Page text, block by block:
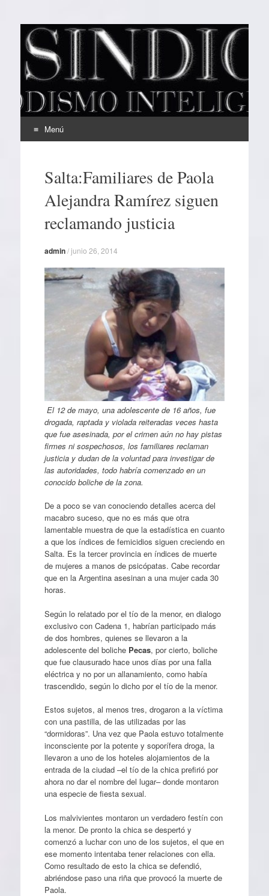
EL SINDICAL
Periodismo Inteligente
Menú
contenidoSalta:Familiares de Paola
Alejandra Ramírez siguen
reclamando justicia
admin/junio 26, 2014
El 12 de mayo, una adolescente de 16 años, fue
drogada, raptada y violada reiteradas veces hasta
que fue asesinada, por el crimen aún no hay pistas
firmes ni sospechosos, los familiares reclaman
justicia y dudan de la voluntad para investigar de
las autoridades, todo habría comenzado en un
conocido boliche de la zona.
De a poco se van conociendo detalles acerca del
macabro suceso, que no es más que otra
lamentable muestra de que la estadística en cuanto
a que los índices de femicidios siguen creciendo en
Salta. Es la tercer provincia en índices de muerte
de mujeres a manos de psicópatas. Cabe recordar
que en la Argentina asesinan a una mujer cada 30
horas.
Según lo relatado por el tío de la menor, en dialogo
exclusivo con Cadena 1, habrían participado más
de dos hombres, quienes se llevaron a la
adolescente del boliche Pecas, por cierto, boliche
que fue clausurado hace unos días por una falla
eléctrica y no por un allanamiento, como había
trascendido, según lo dicho por el tío de la menor.
Estos sujetos, al menos tres, drogaron a la víctima
con una pastilla, de las utilizadas por las
“dormidoras”. Una vez que Paola estuvo totalmente
inconsciente por la potente y soporífera droga, la
llevaron a uno de los hoteles alojamientos de la
entrada de la ciudad –el tío de la chica prefirió por
ahora no dar el nombre del lugar– donde montaron
una especie de fiesta sexual.
Los malvivientes montaron un verdadero festín con
la menor. De pronto la chica se despertó y
comenzó a luchar con uno de los sujetos, el que en
ese momento intentaba tener relaciones con ella.
Como resultado de esto la chica se defendió,
abriéndose paso una riña que provocó la muerte de
Paola.